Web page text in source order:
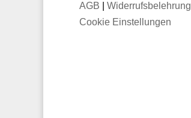
AGB
Widerrufsbelehrung
Cookie Einstellungen